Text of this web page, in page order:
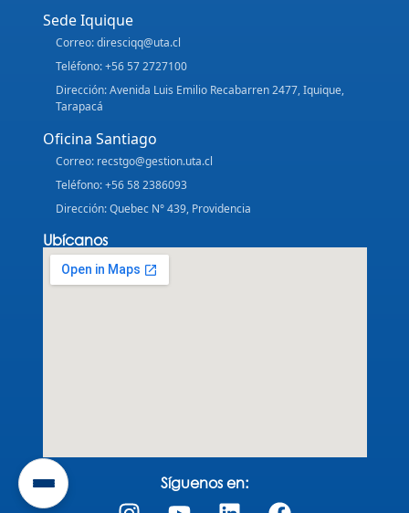
Sede Iquique
Correo: diresciqq@uta.cl
Teléfono: +56 57 2727100
Dirección: Avenida Luis Emilio Recabarren 2477, Iquique,
Tarapacá
Oficina Santiago
Correo: recstgo@gestion.uta.cl
Teléfono: +56 58 2386093
Dirección: Quebec N° 439, Providencia
Ubícanos
Síguenos en: